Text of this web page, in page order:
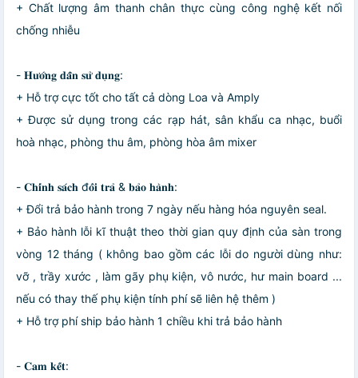
+ Chất lượng âm thanh chân thực cùng công nghệ kết nối
chống nhiễu
- 𝐇𝐮̛𝐨̛́𝐧𝐠 𝐝𝐚̂̃𝐧 𝐬𝐮̛̉ 𝐝𝐮̣𝐧𝐠:
+ Hỗ trợ cực tốt cho tất cả dòng Loa và Amply
+ Được sử dụng trong các rạp hát, sân khẩu ca nhạc, buổi
hoà nhạc, phòng thu âm, phòng hòa âm mixer
- 𝐂𝐡𝐢́𝐧𝐡 𝐬𝐚́𝐜𝐡 đ𝐨̂̉𝐢 𝐭𝐫𝐚̉ & 𝐛𝐚̉𝐨 𝐡𝐚̀𝐧𝐡:
+ Đổi trả bảo hành trong 7 ngày nếu hàng hóa nguyên seal.
+ Bảo hành lỗi kĩ thuật theo thời gian quy định của sàn trong
vòng 12 tháng ( không bao gồm các lỗi do người dùng như:
vỡ , trầy xước , làm gãy phụ kiện, vô nước, hư main board ...
nếu có thay thế phụ kiện tính phí sẽ liên hệ thêm )
+ Hỗ trợ phí ship bảo hành 1 chiều khi trả bảo hành
- 𝐂𝐚𝐦 𝐤𝐞̂́𝐭: